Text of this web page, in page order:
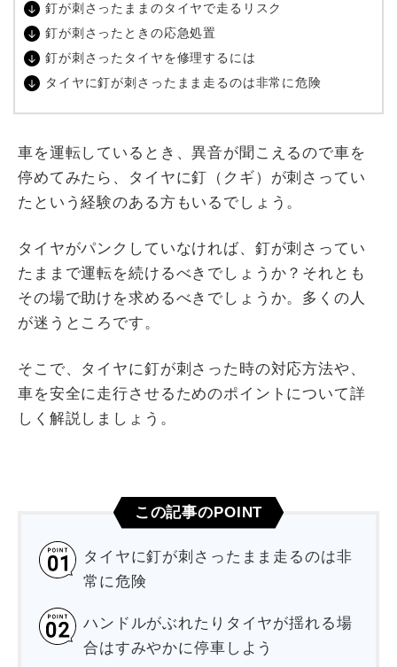
釘が刺さったままのタイヤで走るリスク
釘が刺さったときの応急処置
釘が刺さったタイヤを修理するには
タイヤに釘が刺さったまま走るのは非常に危険
車を運転しているとき、異音が聞こえるので車を
停めてみたら、タイヤに釘（クギ）が刺さってい
たという経験のある方もいるでしょう。
タイヤがパンクしていなければ、釘が刺さってい
たままで運転を続けるべきでしょうか？それとも
その場で助けを求めるべきでしょうか。多くの人
が迷うところです。
そこで、タイヤに釘が刺さった時の対応方法や、
車を安全に走行させるためのポイントについて詳
しく解説しましょう。
この記事のPOINT
タイヤに釘が刺さったまま走るのは非
常に危険
ハンドルがぶれたりタイヤが揺れる場
合はすみやかに停車しよう